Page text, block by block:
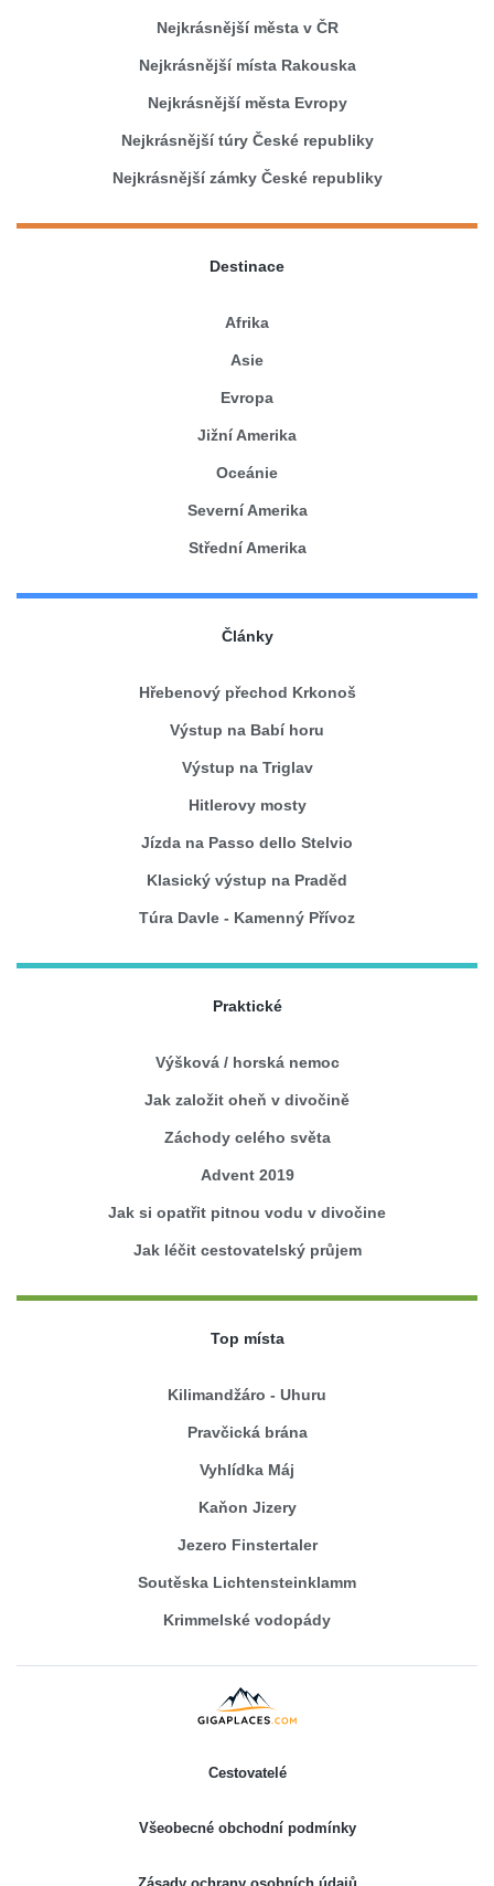
Nejkrásnější města v ČR
Nejkrásnější místa Rakouska
Nejkrásnější města Evropy
Nejkrásnější túry České republiky
Nejkrásnější zámky České republiky
Destinace
Afrika
Asie
Evropa
Jižní Amerika
Oceánie
Severní Amerika
Střední Amerika
Články
Hřebenový přechod Krkonoš
Výstup na Babí horu
Výstup na Triglav
Hitlerovy mosty
Jízda na Passo dello Stelvio
Klasický výstup na Praděd
Túra Davle - Kamenný Přívoz
Praktické
Výšková / horská nemoc
Jak založit oheň v divočině
Záchody celého světa
Advent 2019
Jak si opatřit pitnou vodu v divočine
Jak léčit cestovatelský průjem
Top místa
Kilimandžáro - Uhuru
Pravčická brána
Vyhlídka Máj
Kaňon Jizery
Jezero Finstertaler
Soutěska Lichtensteinklamm
Krimmelské vodopády
Cestovatelé
Všeobecné obchodní podmínky